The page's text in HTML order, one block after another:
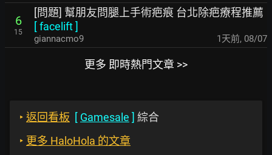
6
15
[問題] 幫朋友問腿上手術疤痕 台北除疤療程推薦
[facelift]
giannacmo9 1天前, 08/07
更多 即時熱門文章 >>
‣ 返回看板 [ Gamesale ] 綜合
‣ 更多 HaloHola 的文章